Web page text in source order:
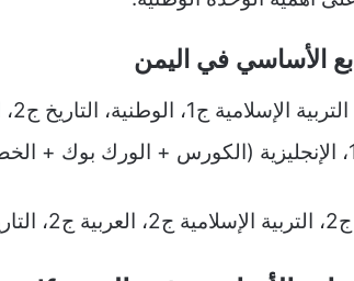
الأساسي في اليمن
ج2.